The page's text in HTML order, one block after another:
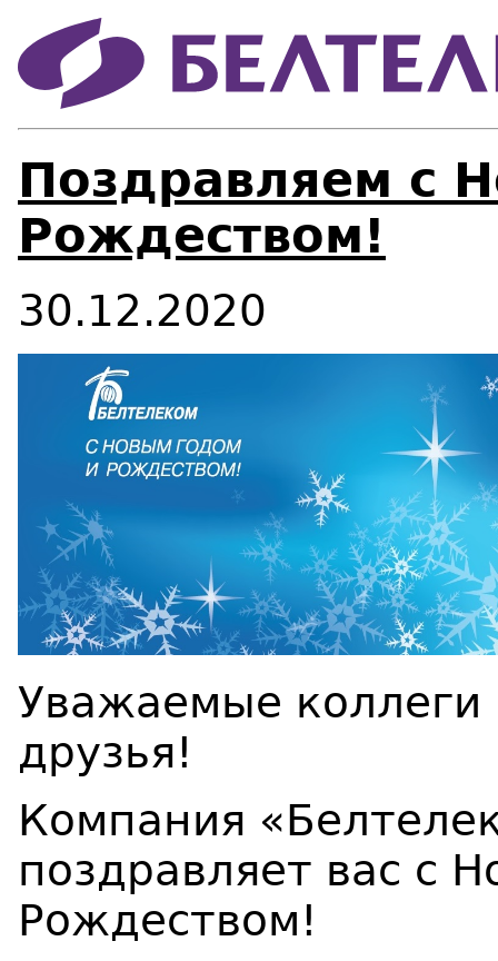
Поздравляем с
Рождеством!
30.12.2020
Уважаемые коллеги
друзья!
Компания
поздравляет вас с
Рождеством!